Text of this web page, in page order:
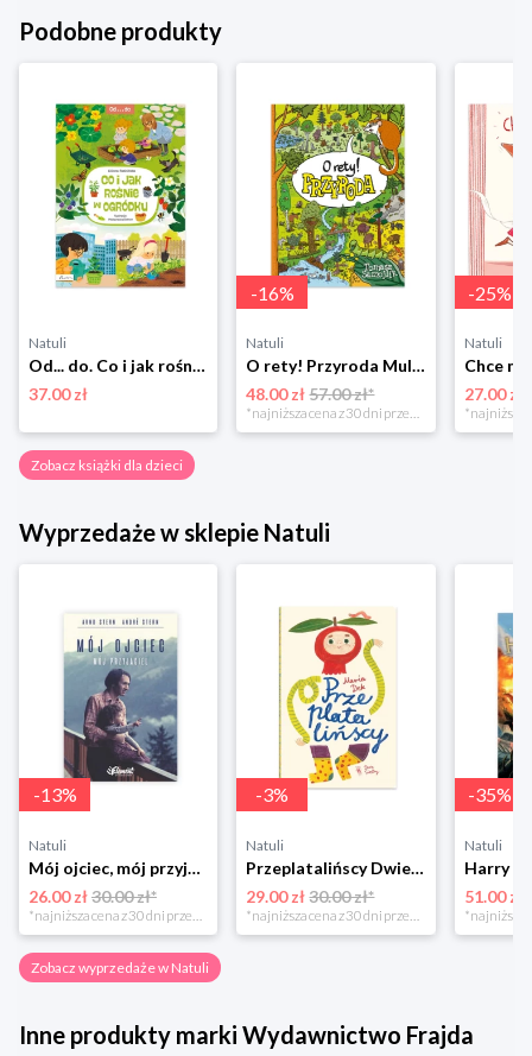
Podobne produkty
Natuli
Od... do. Co i jak rośnie w ogródku Papilon
37.00 zł
-16%
Natuli
O rety! Przyroda Multico
48.00 zł 57.00 zł*
*najniższa cena z 30 dni przed obniżką
-25%
Natuli
27.00 zł
Zobacz książki dla dzieci
Wyprzedaże w sklepie Natuli
-13%
Natuli
Mój ojciec, mój przyjaciel Element
26.00 zł30.00 zł*
-3%
Natuli
Przeplatalińscy Dwie siostry
29.00 zł 30.00 zł*
-35%
Natuli
51.00 zł
Zobacz wyprzedaże w Natuli
Inne produkty marki Wydawnictwo Frajda